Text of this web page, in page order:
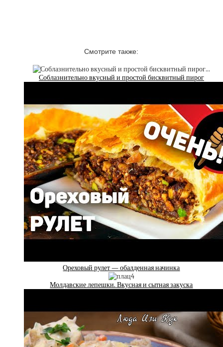
Смотрите также:
Соблазнительно вкусный и простой бисквитный пирог
Ореховый рулет — обалденная начинка
Молдавские лепешки. Вкусная и сытная закуска